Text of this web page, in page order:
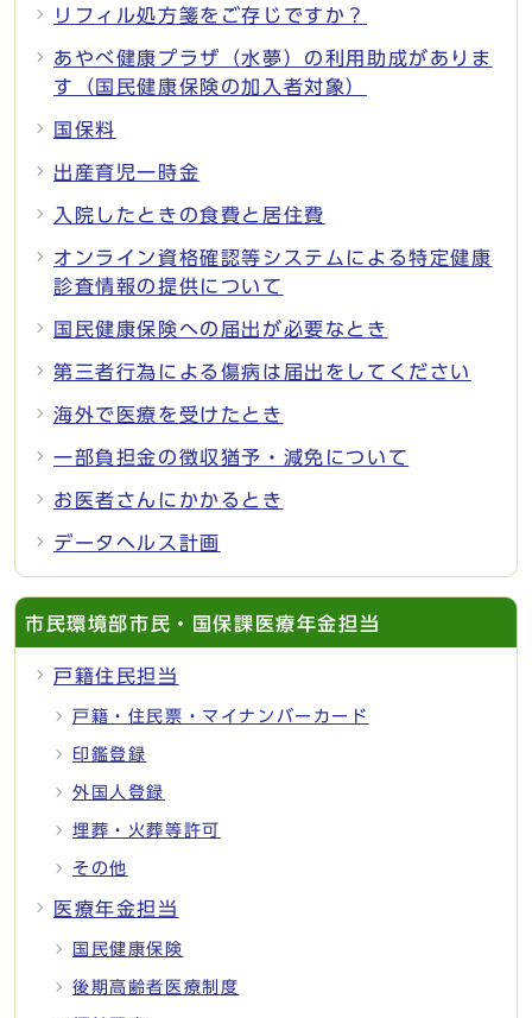
リフィル処方箋をご存じですか？
あやべ健康プラザ（水夢）の利用助成がありま
す（国民健康保険の加入者対象）
国保料
出産育児一時金
入院したときの食費と居住費
オンライン資格確認等システムによる特定健康
診査情報の提供について
国民健康保険への届出が必要なとき
第三者行為による傷病は届出をしてください
海外で医療を受けたとき
一部負担金の徴収猶予・減免について
お医者さんにかかるとき
データヘルス計画
市民環境部市民・国保課医療年金担当
戸籍住民担当
戸籍・住民票・マイナンバーカード
印鑑登録
外国人登録
埋葬・火葬等許可
その他
医療年金担当
国民健康保険
後期高齢者医療制度